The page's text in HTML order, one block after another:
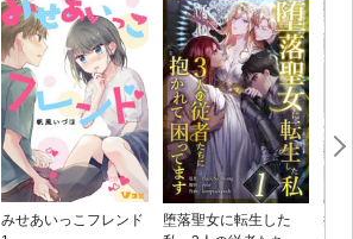
みせあいっこフレンド
堕落聖女に転生した
授